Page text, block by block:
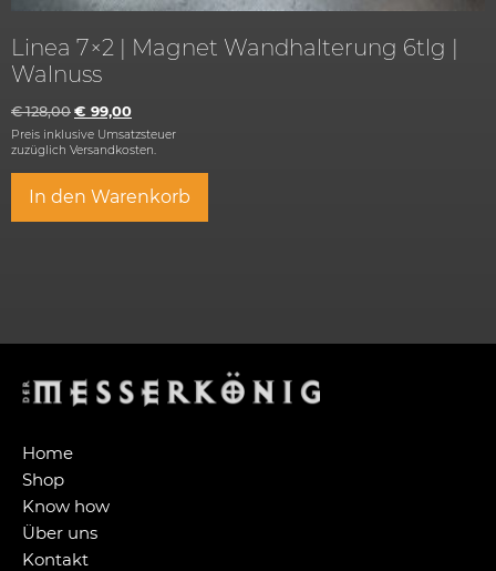
Linea 7×2 | Magnet Wandhalterung 6tlg |
Walnuss
€128,00 € 99,00
Preis inklusive Umsatzsteuer
zuzüglich Versandkosten.
In den Warenkorb
Home
Shop
Know how
Über uns
Kontakt